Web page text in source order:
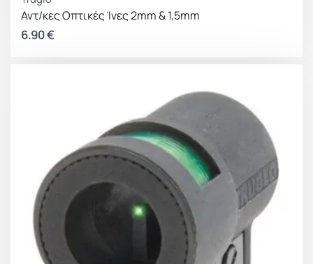
Αντ/κες Οπτικές Ίνες 2mm & 1,5mm
6.90€